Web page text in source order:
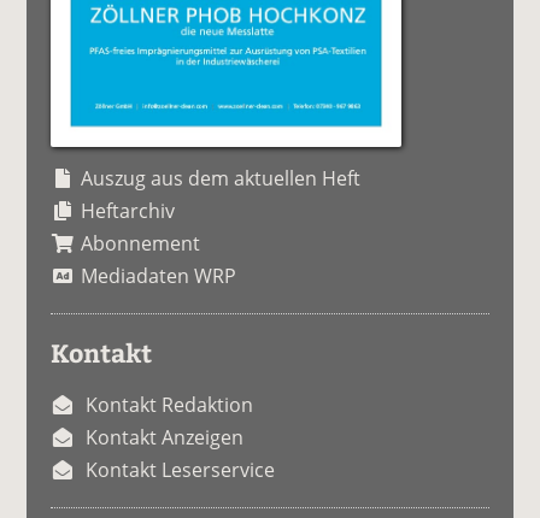
Auszug aus dem aktuellen Heft
Heftarchiv
Abonnement
Mediadaten WRP
Kontakt
Kontakt Redaktion
Kontakt Anzeigen
Kontakt Leserservice